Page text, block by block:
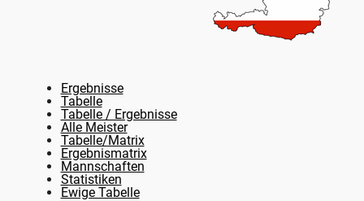
Ergebnisse
Tabelle
Tabelle / Ergebnisse
Alle Meister
Tabelle/Matrix
Ergebnismatrix
Mannschaften
Statistiken
Ewige Tabelle